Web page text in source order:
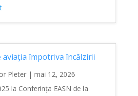
aviația împotriva încălzirii
Pleter| mai 12, 2026
la Conferința EASN de la